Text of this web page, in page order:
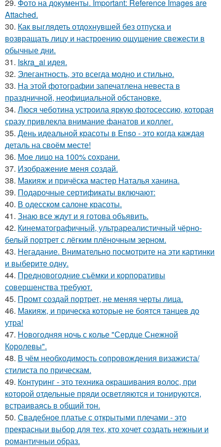
29. Фото на документы. Important: Reference Images are
Attached.
30. Как выглядеть отдохнувшей без отпуска и
возвращать лицу и настроению ощущение свежести в
обычные дни.
31. Iskra_ai идея.
32. Элегантность, это всегда модно и стильно.
33. На этой фотографии запечатлена невеста в
праздничной, неофициальной обстановке.
34. Люся чеботина устроила яркую фотосессию, которая
сразу привлекла внимание фанатов и коллег.
35. День идеальной красоты в Enso - это когда каждая
деталь на своём месте!
36. Мое лицо на 100% сохрани.
37. Изображение меня создай.
38. Макияж и причёска мастер Наталья ханина.
39. Подарочные сертификаты включают:
40. В одесском салоне красоты.
41. Знаю все ждут и я готова объявить.
42. Кинематографичный, ультрареалистичный чёрно-
белый портрет с лёгким плёночным зерном.
43. Негадание. Внимательно посмотрите на эти картинки
и выберите одну.
44. Предновогодние съёмки и корпоративы
совершенства требуют.
45. Промт создай портрет, не меняя черты лица.
46. Макияж, и прическа которые не боятся танцев до
утра!
47. Новогодняя ночь с колье "Сердце Снежной
Королевы".
48. В чём необходимость сопровождения визажиста/
стилиста по прическам.
49. Контуринг - это техника окрашивания волос, при
которой отдельные пряди осветляются и тонируются,
встраиваясь в общий тон.
50. Свадебное платье с открытыми плечами - это
прекрасныи выбор для тех, кто хочет создать нежныи и
романтичныи образ.